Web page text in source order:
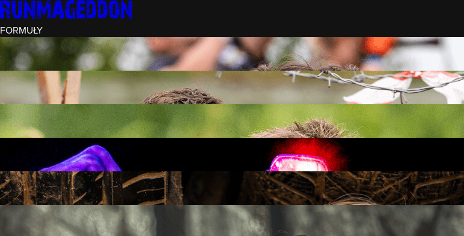
FORMUŁY
INTRO (¼)
15 PRZESZKÓD
3 KM+
REKRUT (½)
30 PRZESZKÓD
RUNMAGEDDON
50 PRZESZKÓD
12 KM+
NOCNY REKRUT (½)
30 PRZESZKÓD
6 KM+
INTRO U-16
15 PRZESZKÓD
3 KM+
RUNMAGEDDON HARDCORE
70 PRZESZKÓD
21 KM+